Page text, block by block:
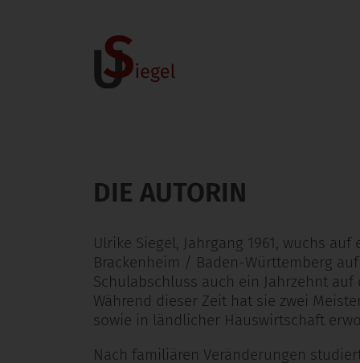
DIE AUTORIN
Ulrike Siegel, Jahrgang 1961, wuchs
Brackenheim / Baden-Württemberg
Schulabschluss auch ein Jahrzehnt
Während dieser Zeit hat sie zwei
sowie in ländlicher Hauswirtschaft
Nach familiären Veränderungen